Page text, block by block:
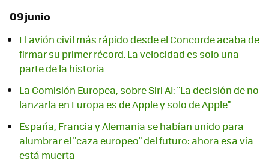
09 junio
El avión civil más rápido desde el Concorde acaba de
firmar su primer récord. La velocidad es solo una
parte de la historia
La Comisión Europea, sobre Siri AI: "La decisión de no
lanzarla en Europa es de Apple y solo de Apple"
España, Francia y Alemania se habían unido para
alumbrar el "caza europeo" del futuro: ahora esa vía
está muerta